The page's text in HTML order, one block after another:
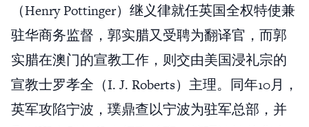
（Henry Pottinger）继义律就任英国全权特使兼
驻华商务监督，郭实腊又受聘为翻译官，而郭
实腊在澳门的宣教工作，则交由美国浸礼宗的
宣教士罗孝全（I. J. Roberts）主理。同年10月，
英军攻陷宁波，璞鼎查以宁波为驻军总部，并